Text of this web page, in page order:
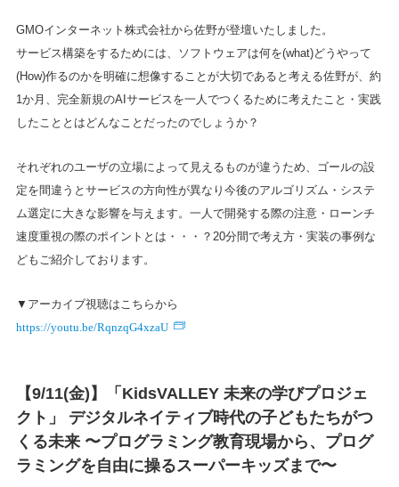
GMOインターネット株式会社から佐野が登壇いたしました。
サービス構築をするためには、ソフトウェアは何を(what)どうやって
(How)作るのかを明確に想像することが大切であると考える佐野が、約
1か月、完全新規のAIサービスを一人でつくるために考えたこと・実践
したこととはどんなことだったのでしょうか？
それぞれのユーザの立場によって見えるものが違うため、ゴールの設
定を間違うとサービスの方向性が異なり今後のアルゴリズム・システ
ム選定に大きな影響を与えます。一人で開発する際の注意・ローンチ
速度重視の際のポイントとは・・・？20分間で考え方・実装の事例な
どもご紹介しております。
▼アーカイブ視聴はこちらから
https://youtu.be/RqnzqG4xzaU
【9/11(金)】「KidsVALLEY 未来の学びプロジェ
クト」 デジタルネイティブ時代の子どもたちがつ
くる未来 〜プログラミング教育現場から、プログ
ラミングを自由に操るスーパーキッズまで〜